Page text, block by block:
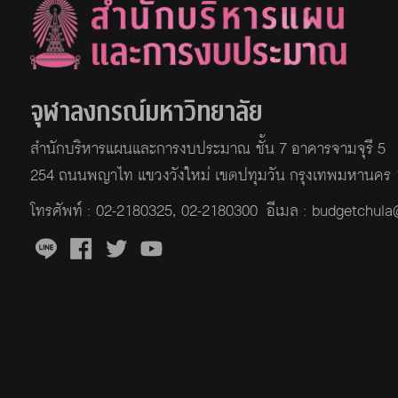
จุฬาลงกรณ์มหาวิทยาลัย
สำนักบริหารแผนและการงบประมาณ ชั้น 7 อาคารจามจุรี 5
254 ถนนพญาไท แขวงวังใหม่ เขตปทุมวัน กรุงเทพมหานคร
โทรศัพท์ : 02-2180325, 02-2180300 อีเมล :